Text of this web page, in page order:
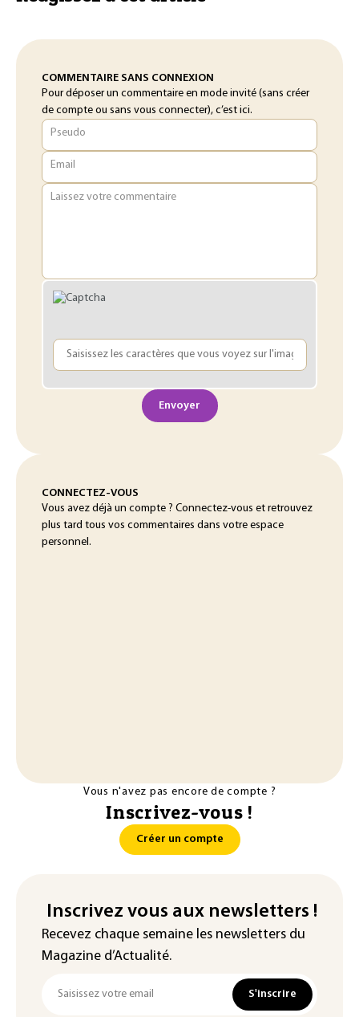
COMMENTAIRE SANS CONNEXION
Pour déposer un commentaire en mode invité (sans créer
de compte ou sans vous connecter), c’est ici.
Pseudo
Email
Laissez votre commentaire
Envoyer
CONNECTEZ-VOUS
Vous avez déjà un compte ? Connectez-vous et retrouvez
plus tard tous vos commentaires dans votre espace
personnel.
Vous n'avez pas encore de compte ?
Inscrivez-vous !
Créer un compte
Inscrivez vous aux newsletters !
Recevez chaque semaine les newsletters du
Magazine d’Actualité.
S'inscrire